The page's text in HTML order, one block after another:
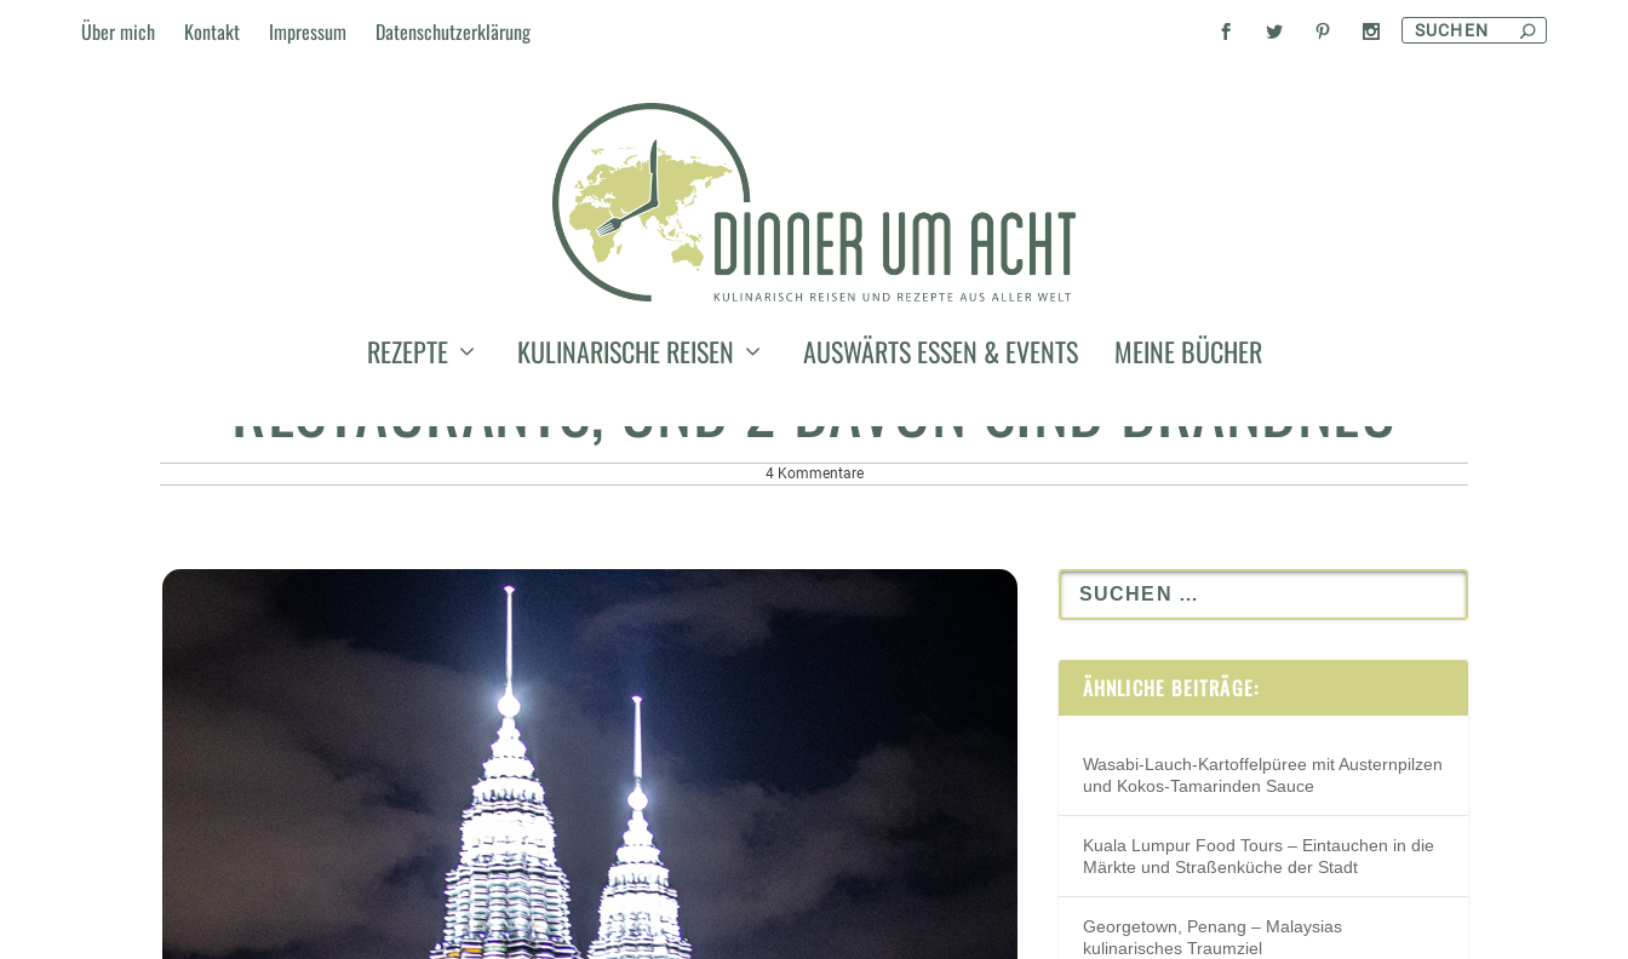
Über mich Kontakt Impressum Datenschutzerklärung
REZEPTE KULINARISCHE REISEN AUSWÄRTS ESSEN & EVENTS MEINE BÜCHER
11. Februar 2024
FINE DINING IN KUALA LUMPUR – 3 AUFREGENDE
RESTAURANTS, UND 2 DAVON SIND BRANDNEU
4 Kommentare
ÄHNLICHE BEITRÄGE:
Wasabi-Lauch-Kartoffelpüree mit Austernpilzen
und Kokos-Tamarinden Sauce
Kuala Lumpur Food Tours – Eintauchen in die
Märkte und Straßenküche der Stadt
Georgetown, Penang – Malaysias
kulinarisches Traumziel